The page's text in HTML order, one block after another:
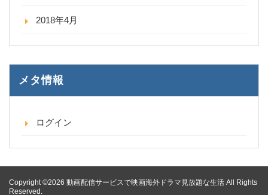
2018年4月
メタ情報
ログイン
Copyright ©2026 動画配信サービスで映画海外ドラマ見放題な生活 All Rights
Reserved.